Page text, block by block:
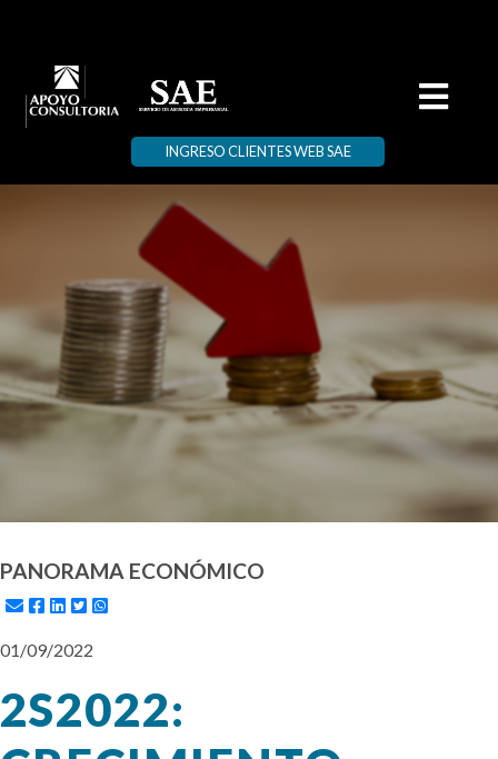
INGRESO CLIENTES WEB SAE
PANORAMA ECONÓMICO
01/09/2022
2S2022: